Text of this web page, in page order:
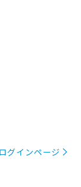
グインページ